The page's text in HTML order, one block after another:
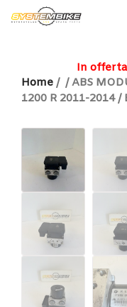
Home
Shop Moto
Shop Ricambi
Carrello
Home / / ABS
1200 R 2011-2014 /
In